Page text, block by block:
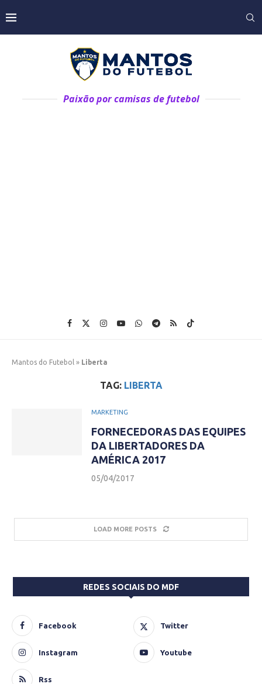
Paixão por camisas de futebol
Mantos do Futebol » Liberta
TAG: LIBERTA
MARKETING
FORNECEDORAS DAS EQUIPES
DA LIBERTADORES DA
AMÉRICA 2017
05/04/2017
LOAD MORE POSTS
REDES SOCIAIS DO MDF
Facebook Twitter
Instagram Youtube
Rss